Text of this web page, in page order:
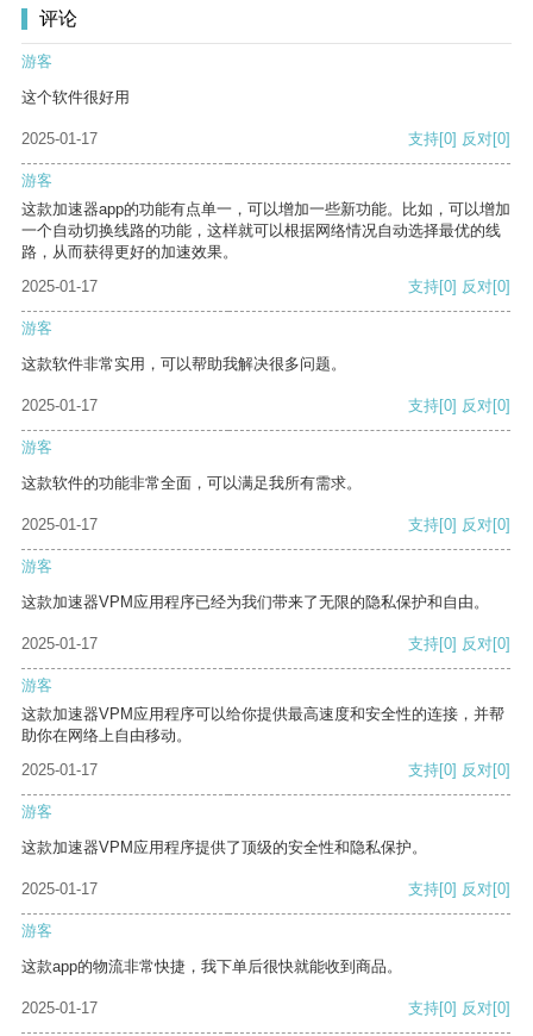
评论
游客
这个软件很好用
2025-01-17 支持[0] 反对[0]
游客
这款加速器app的功能有点单一，可以增加一些新功能。比如，可以增加
一个自动切换线路的功能，这样就可以根据网络情况自动选择最优的线
路，从而获得更好的加速效果。
2025-01-17
支持[0] 反对[0]
游客
这款软件非常实用，可以帮助我解决很多问题。
2025-01-17 支持[0] 反对[0]
游客
这款软件的功能非常全面，可以满足我所有需求。
2025-01-17 支持[0] 反对[0]
游客
这款加速器VPM应用程序已经为我们带来了无限的隐私保护和自由。
2025-01-17 支持[0] 反对[0]
游客
这款加速器VPM应用程序可以给你提供最高速度和安全性的连接，并帮
助你在网络上自由移动。
2025-01-17
支持[0] 反对[0]
游客
这款加速器VPM应用程序提供了顶级的安全性和隐私保护。
2025-01-17 支持[0] 反对[0]
游客
这款app的物流非常快捷，我下单后很快就能收到商品。
2025-01-17 支持[0] 反对[0]